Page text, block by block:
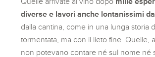
diverse e lavori anche lontanissimi
dalla cantina, come in una lunga storia
tormentata, ma con il lieto fine. Quelle,
non potevano contare né sul nome né